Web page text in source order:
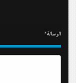
الرسالة*